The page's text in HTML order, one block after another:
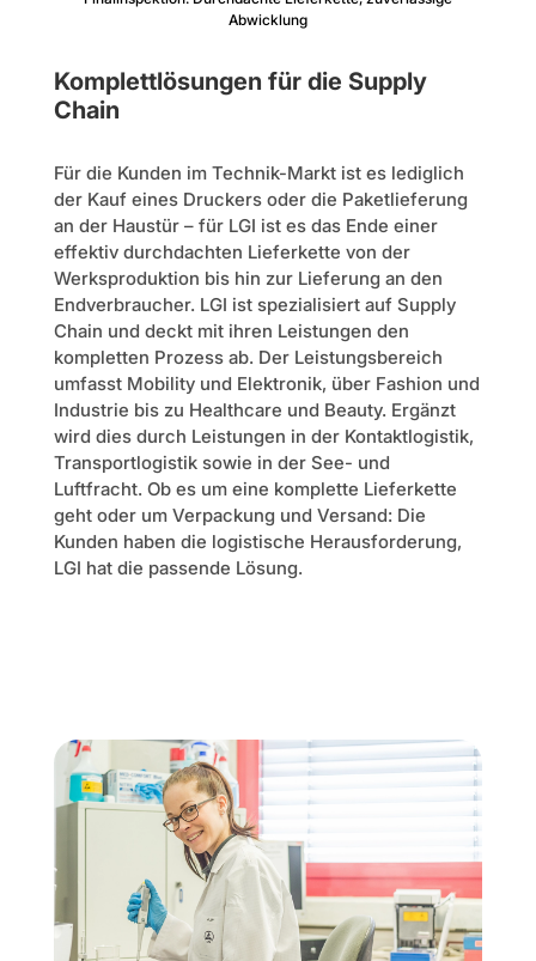
Abwicklung
Komplettlösungen für die Supply
Chain
Für die Kunden im Technik-Markt ist es lediglich
der Kauf eines Druckers oder die Paketlieferung
an der Haustür – für LGI ist es das Ende einer
effektiv durchdachten Lieferkette von der
Werksproduktion bis hin zur Lieferung an den
Endverbraucher. LGI ist spezialisiert auf Supply
Chain und deckt mit ihren Leistungen den
kompletten Prozess ab. Der Leistungsbereich
umfasst Mobility und Elektronik, über Fashion und
Industrie bis zu Healthcare und Beauty. Ergänzt
wird dies durch Leistungen in der Kontaktlogistik,
Transportlogistik sowie in der See- und
Luftfracht. Ob es um eine komplette Lieferkette
geht oder um Verpackung und Versand: Die
Kunden haben die logistische Herausforderung,
LGI hat die passende Lösung.